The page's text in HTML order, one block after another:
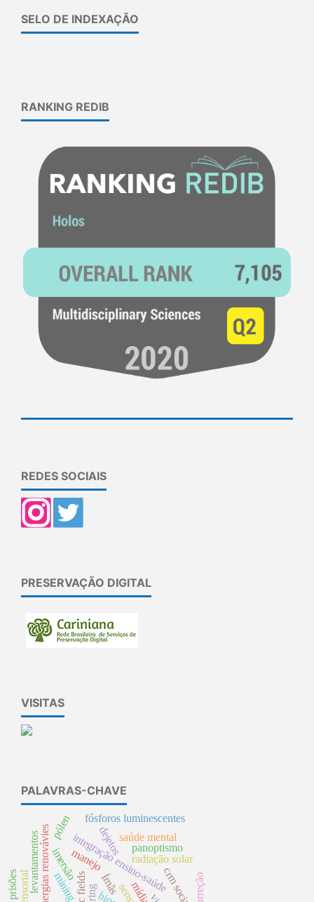
SELO DE INDEXAÇÃO
RANKING REDIB
REDES SOCIAIS
PRESERVAÇÃO DIGITAL
VISITAS
PALAVRAS-CHAVE
integração ensino-saúde
imersão radiação solar
energias renovávies crm social
levantamentos dejetos
Ímãs
fósforos luminescentes
sensorial
prisões
panoptismo
saúde mental
mining
manejo
pólen